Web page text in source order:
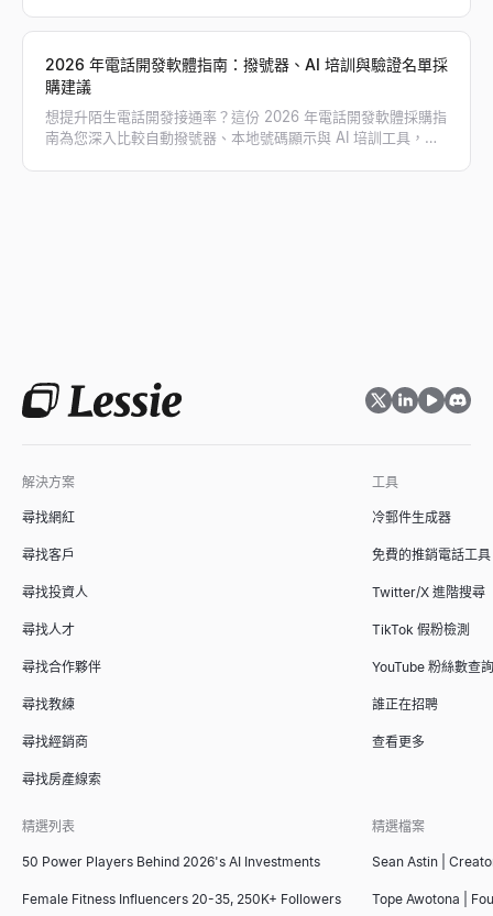
2026 年電話開發軟體指南：撥號器、AI 培訓與驗證名單採
購建議
想提升陌生電話開發接通率？這份 2026 年電話開發軟體採購指
南為您深入比較自動撥號器、本地號碼顯示與 AI 培訓工具，並
解決方案
尋找網紅
尋找客戶
尋找投資人
尋找人才
尋找合作夥伴
尋找教練
尋找經銷商
尋找房產線索
工具
冷郵件生成器
免費的推銷電話工具
Twitter/X 進階搜尋
TikTok 假粉檢測
YouTube 粉絲數查詢
誰正在招聘
查看更多
精選列表
50 Power Players Behind 2026's AI Investments
Female Fitness Influencers 20-35, 250K+ Followers
精選檔案
Sean Astin |
Tope Awotona |